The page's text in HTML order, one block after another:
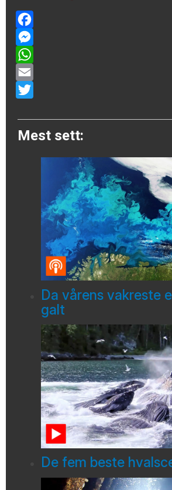
Facebook
Messenger
WhatsApp
Email
Mest sett:
Da vårens vakreste
galt
De fem beste